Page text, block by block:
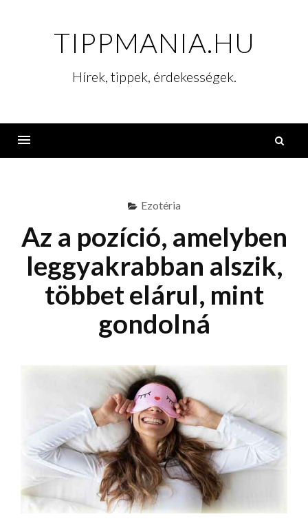
TIPPMANIA.HU
Hírek, tippek, érdekességek.
Ezotéria
Az a pozíció, amelyben
leggyakrabban alszik,
többet elárul, mint
gondolná